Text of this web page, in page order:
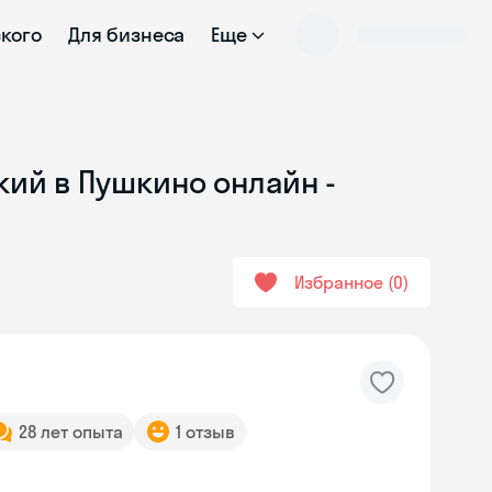
Для бизнеса Еще
в Пушкино онлайн -
Избранное 0
28 лет опыта 1 отзыв